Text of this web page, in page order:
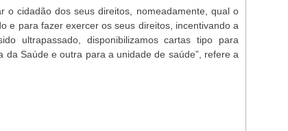
o cidadão dos seus direitos, nomeadamente, qual o
e para fazer exercer os seus direitos, incentivando a
ultrapassado, disponibilizamos cartas tipo para
da Saúde e outra para a unidade de saúde”, refere a